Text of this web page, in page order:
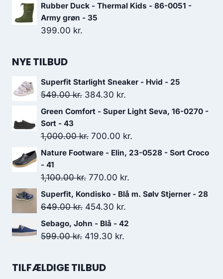
Rubber Duck - Thermal Kids - 86-0051 -
Army grøn - 35
399.00 kr.
NYE TILBUD
Superfit Starlight Sneaker - Hvid - 25
549.00kr. Den
oprindelige
var:
549.00 kr..
384.30 kr.
aktuelle
er:
384.30 kr..
Green Comfort - Super Light Seva, 16-0270 -
Sort - 43
1,000.00kr. Den
oprindelige
var:
1,000.00 kr..
700.00 kr.
aktuelle
700.00 kr..
Nature Footware - Elin, 23-0528 - Sort Croco
- 41
1,100.00kr. Den
oprindelige
pris
1,100.00 kr..
770.00 kr.
aktuelle
Superfit, Kondisko - Blå m. Sølv Stjerner - 28
649.00kr. Den
oprindelige
pris
454.30 kr.
aktuelle
Sebago, John - Blå - 42
599.00kr. Den
pris
419.30 kr.
TILFÆLDIGE TILBUD